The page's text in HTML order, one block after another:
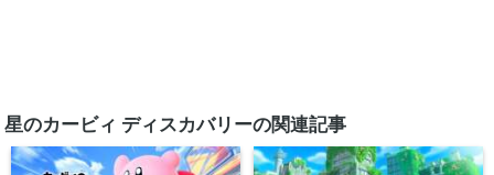
星のカービィ ディスカバリーの関連記事